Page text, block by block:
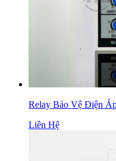
Relay Bảo Vệ Điện
Liên Hệ